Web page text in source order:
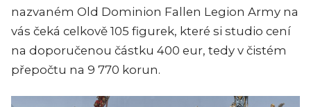
nazvaném Old Dominion Fallen Legion Army na
vás čeká celkově 105 figurek, které si studio cení
na doporučenou částku 400 eur, tedy v čistém
přepočtu na 9 770 korun.